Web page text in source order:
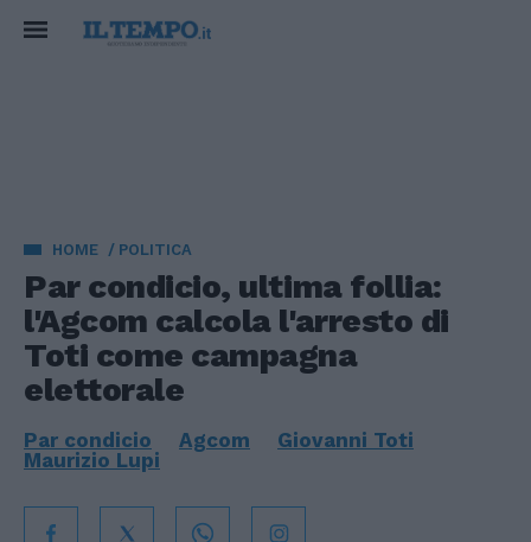
HOME POLITICA
Par condicio, ultima follia:
l'Agcom calcola l'arresto di
Toti come campagna
elettorale
Par condicio Agcom
Giovanni Toti
Maurizio Lupi